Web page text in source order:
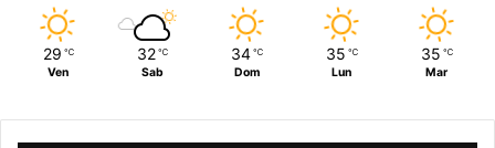
29 ℃
Ven
32 ℃
Sab
34 ℃
Dom
35 ℃
Lun
35 ℃
Mar